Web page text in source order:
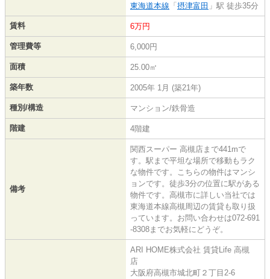
東海道本線 「 摂津富田 」駅 徒歩35分
賃料 6万円
管理費等 6,000円
面積 25.00㎡
築年数 2005年 1月 (築21年)
種別/構造 マンション/鉄骨造
階建 4階建
備考
関西スーパー 高槻店まで441mで
す。駅まで平坦な場所で移動もラク
な物件です。こちらの物件はマンシ
ョンです。徒歩3分の位置に駅がある
物件です。高槻市に詳しい当社では
東海道本線高槻周辺の賃貸も取り扱
っています。お問い合わせは072-691
-8308までお気軽にどうぞ。
ARI HOME株式会社 賃貸Life 高槻
店
大阪府高槻市城北町２丁目2-6